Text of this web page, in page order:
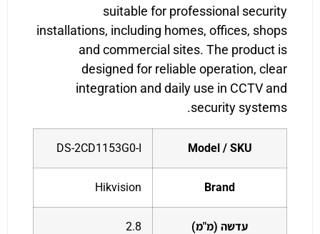
suitable for professional security
installations, including homes, offices, shops
and commercial sites. The product is
designed for reliable operation, clear
integration and daily use in CCTV and
security systems.
Model / SKU
DS-2CD1153G0-I
Brand
Hikvision
עדשה (מ"מ) 2.8